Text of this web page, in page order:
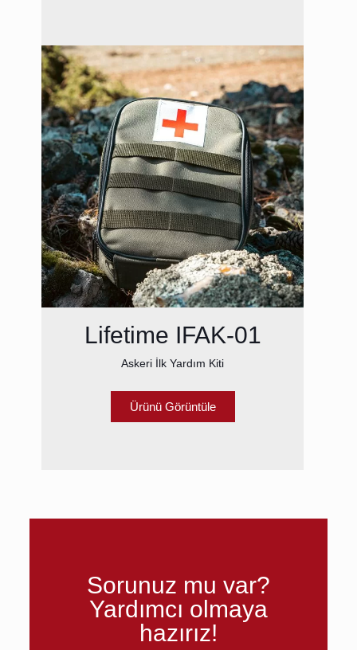
Lifetime IFAK-01
Askeri İlk Yardım Kiti
Ürünü Görüntüle
Sorunuz mu var?
Yardımcı olmaya
hazırız!